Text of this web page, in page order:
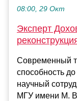
08:00, 29 Окт
Эксперт
Современный
способность
научный
МГУ имени М.